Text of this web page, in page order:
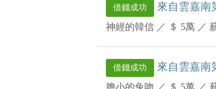
借錢成功 來自雲嘉南
神經的韓信 ／ ＄ 5萬 ／
借錢成功 來自雲嘉南
膽小的兔吻 ／ ＄ 5萬 ／